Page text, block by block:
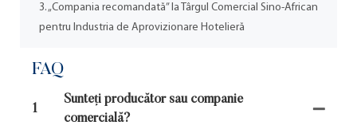
3. „Compania recomandată” la Târgul Comercial Sino-African
pentru Industria de Aprovizionare Hotelieră
FAQ
1
Sunteți producător sau companie
comercială?